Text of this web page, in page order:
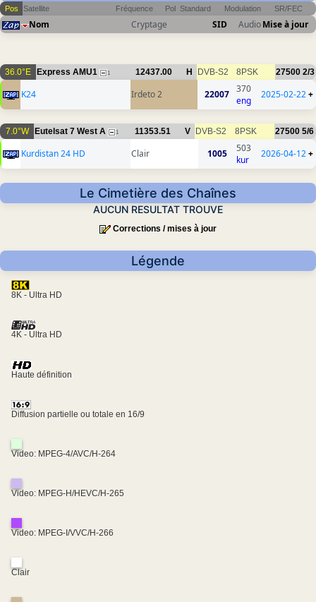
Pos Satellite Fréquence Pol Standard Modulation SR/FEC
Nom Cryptage SID AudioMise à jour
36.0°E Express AMU1 1 12437.00 H DVB-S2 8PSK 27500 2/3
K24 Irdeto 2 22007
370
eng
2025-02-22+
7.0°W Eutelsat 7 West A 1 11353.51 V DVB-S2 8PSK 27500 5/6
Kurdistan 24 HD Clair 1005
503
kur
2026-04-12+
Le Cimetière des Chaînes
AUCUN RESULTAT TROUVE
Corrections / mises à jour
Légende
8K - Ultra HD
4K - Ultra HD
Haute définition
Diffusion partielle ou totale en 16/9
Video: MPEG-4/AVC/H-264
Video: MPEG-H/HEVC/H-265
Video: MPEG-I/VVC/H-266
Clair